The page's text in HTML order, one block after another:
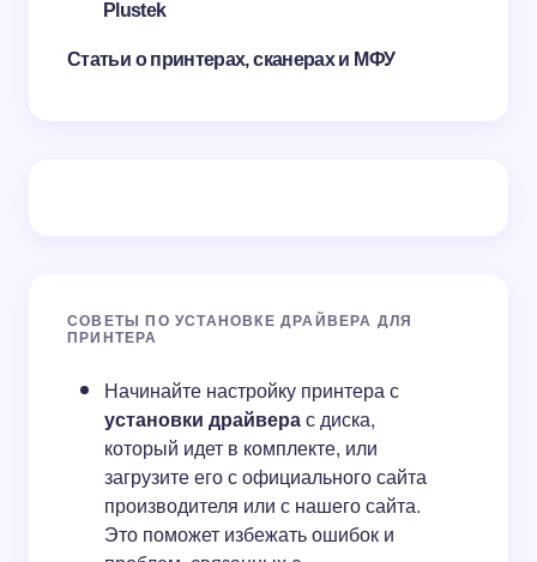
Plustek
Статьи о принтерах, сканерах и МФУ
СОВЕТЫ ПО УСТАНОВКЕ ДРАЙВЕРА ДЛЯ
ПРИНТЕРА
Начинайте настройку принтера с
установки драйверас диска,
который идет в комплекте, или
загрузите его с официального сайта
производителя или с нашего сайта.
Это поможет избежать ошибок и